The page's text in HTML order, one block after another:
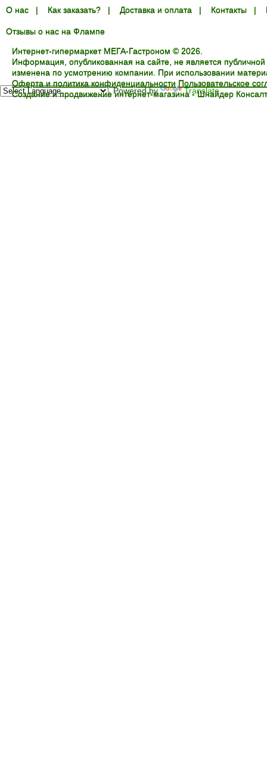
О нас | Как заказать? | Доставка и оплата | Контакты |
Отзывы о нас на Флампе
Интернет-гипермаркет МЕГА-Гастроном © 2026.
Информация, опубликованная на сайте, не является
изменена по усмотрению компании. При использовании
Оферта и политика конфиденциальности Пользовательское
Создание и продвижение интернет-магазина -Шнайдер
Powered by Translate